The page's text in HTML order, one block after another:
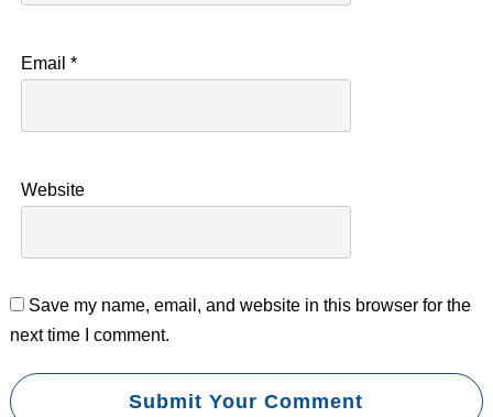
Email *
Website
Save my name, email, and website in this browser for the
next time I comment.
Submit Your Comment